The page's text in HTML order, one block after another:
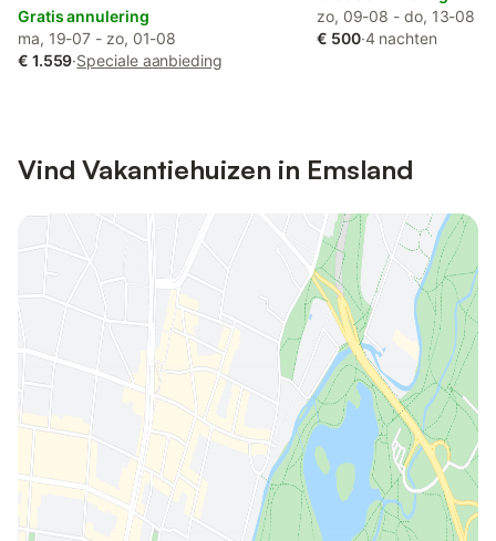
Gratis annulering
ma, 19-07 - zo, 01-08
€ 1.559·Speciale aanbieding
zo, 09-08 - do, 13-08
€ 500·4 nachten
Vind Vakantiehuizen in Emsland